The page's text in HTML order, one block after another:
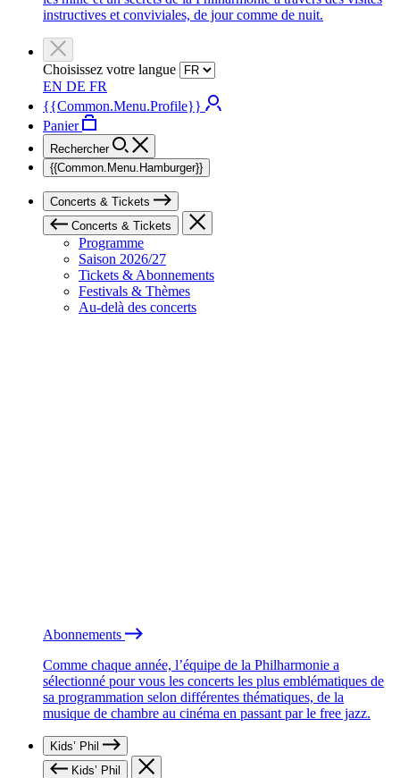
instructives et conviviales, de jour comme de nuit.
Choisissez votre langue
EN DE FR
{{Common.Menu.Profile}}
Panier
Rechercher
{{Common.Menu.Hamburger}}
Concerts & Tickets
Concerts & Tickets
Programme
Saison 2026/27
Tickets & Abonnements
Festivals & Thèmes
Au-delà des concerts
Abonnements
Comme chaque année, l’équipe de la Philharmonie a
sélectionné pour vous les concerts les plus emblématiques de
sa programmation selon différentes thématiques, de la
musique de chambre au cinéma en passant par le free jazz.
Kids’ Phil
Kids’ Phil